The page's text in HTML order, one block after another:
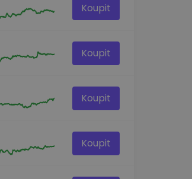
Koupit
Koupit
Koupit
Koupit